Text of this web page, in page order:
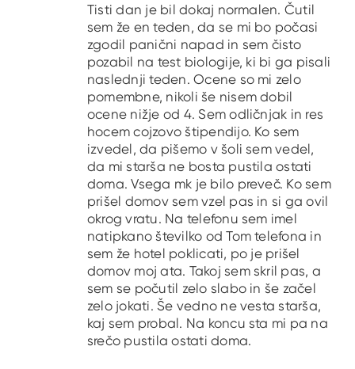
Tisti dan je bil dokaj normalen. Čutil
sem že en teden, da se mi bo počasi
zgodil panični napad in sem čisto
pozabil na test biologije, ki bi ga pisali
naslednji teden. Ocene so mi zelo
pomembne, nikoli še nisem dobil
ocene nižje od 4. Sem odličnjak in res
hocem cojzovo štipendijo. Ko sem
izvedel, da pišemo v šoli sem vedel,
da mi starša ne bosta pustila ostati
doma. Vsega mk je bilo preveč. Ko sem
prišel domov sem vzel pas in si ga ovil
okrog vratu. Na telefonu sem imel
natipkano številko od Tom telefona in
sem že hotel poklicati, po je prišel
domov moj ata. Takoj sem skril pas, a
sem se počutil zelo slabo in še začel
zelo jokati. Še vedno ne vesta starša,
kaj sem probal. Na koncu sta mi pa na
srečo pustila ostati doma.